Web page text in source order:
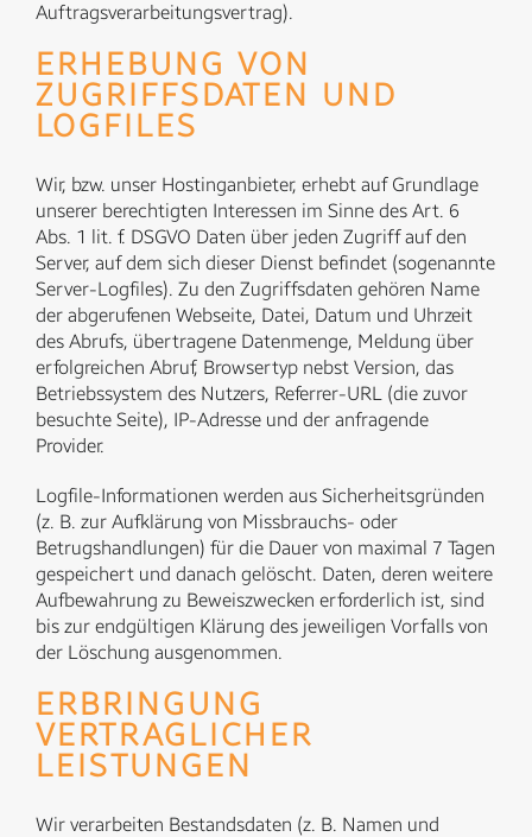
Auftragsverarbeitungsvertrag).
ERHEBUNG VON
ZUGRIFFSDATEN UND
LOGFILES
Wir, bzw. unser Hostinganbieter, erhebt auf Grundlage
unserer berechtigten Interessen im Sinne des Art. 6
Abs. 1 lit. f. DSGVO Daten über jeden Zugriff auf den
Server, auf dem sich dieser Dienst befindet (sogenannte
Server-Logfiles). Zu den Zugriffsdaten gehören Name
der abgerufenen Webseite, Datei, Datum und Uhrzeit
des Abrufs, übertragene Datenmenge, Meldung über
erfolgreichen Abruf, Browsertyp nebst Version, das
Betriebssystem des Nutzers, Referrer-URL (die zuvor
besuchte Seite), IP-Adresse und der anfragende
Provider.
Logfile-Informationen werden aus Sicherheitsgründen
(z. B. zur Aufklärung von Missbrauchs- oder
Betrugshandlungen) für die Dauer von maximal 7 Tagen
gespeichert und danach gelöscht. Daten, deren weitere
Aufbewahrung zu Beweiszwecken erforderlich ist, sind
bis zur endgültigen Klärung des jeweiligen Vorfalls von
der Löschung ausgenommen.
ERBRINGUNG
VERTRAGLICHER
LEISTUNGEN
Wir verarbeiten Bestandsdaten (z. B. Namen und